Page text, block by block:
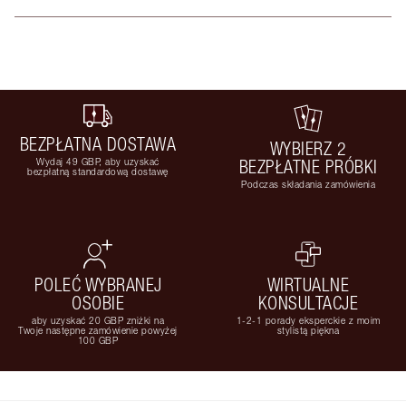
BEZPŁATNA DOSTAWA
Wydaj 49 GBP, aby uzyskać
bezpłatną standardową dostawę
WYBIERZ 2
BEZPŁATNE PRÓBKI
Podczas składania zamówienia
POLEĆ WYBRANEJ
OSOBIE
aby uzyskać 20 GBP zniżki na
Twoje następne zamówienie powyżej
100 GBP
WIRTUALNE
KONSULTACJE
1-2-1 porady eksperckie z moim
stylistą piękna